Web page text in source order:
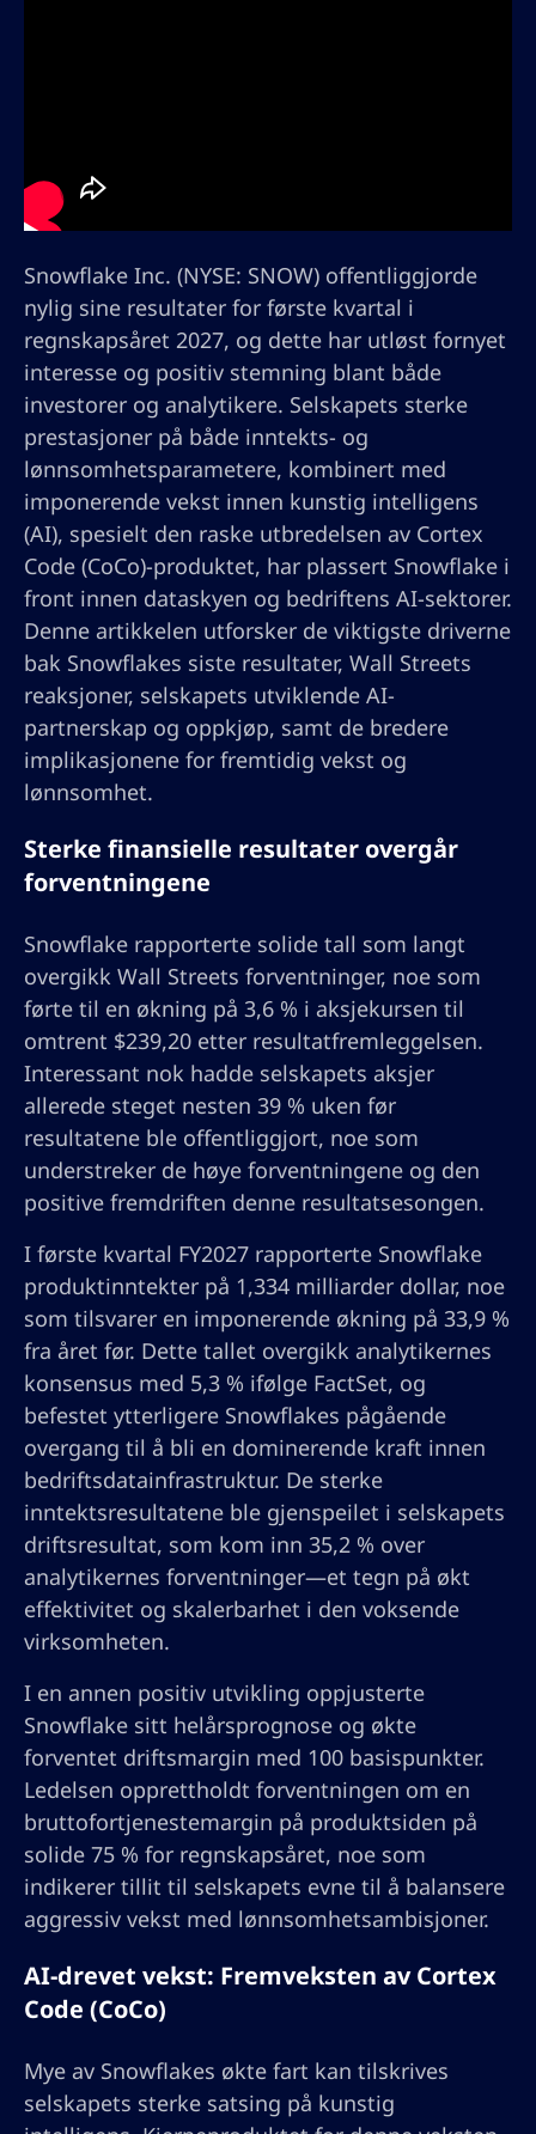
Snowflake Inc. (NYSE: SNOW) offentliggjorde
nylig sine resultater for første kvartal i
regnskapsåret 2027, og dette har utløst fornyet
interesse og positiv stemning blant både
investorer og analytikere. Selskapets sterke
prestasjoner på både inntekts- og
lønnsomhetsparametere, kombinert med
imponerende vekst innen kunstig intelligens
(AI), spesielt den raske utbredelsen av Cortex
Code (CoCo)-produktet, har plassert Snowflake i
front innen dataskyen og bedriftens AI-sektorer.
Denne artikkelen utforsker de viktigste driverne
bak Snowflakes siste resultater, Wall Streets
reaksjoner, selskapets utviklende AI-
partnerskap og oppkjøp, samt de bredere
implikasjonene for fremtidig vekst og
lønnsomhet.
Sterke finansielle resultater overgår
forventningene
Snowflake rapporterte solide tall som langt
overgikk Wall Streets forventninger, noe som
førte til en økning på 3,6 % i aksjekursen til
omtrent $239,20 etter resultatfremleggelsen.
Interessant nok hadde selskapets aksjer
allerede steget nesten 39 % uken før
resultatene ble offentliggjort, noe som
understreker de høye forventningene og den
positive fremdriften denne resultatsesongen.
I første kvartal FY2027 rapporterte Snowflake
produktinntekter på 1,334 milliarder dollar, noe
som tilsvarer en imponerende økning på 33,9 %
fra året før. Dette tallet overgikk analytikernes
konsensus med 5,3 % ifølge FactSet, og
befestet ytterligere Snowflakes pågående
overgang til å bli en dominerende kraft innen
bedriftsdatainfrastruktur. De sterke
inntektsresultatene ble gjenspeilet i selskapets
driftsresultat, som kom inn 35,2 % over
analytikernes forventninger—et tegn på økt
effektivitet og skalerbarhet i den voksende
virksomheten.
I en annen positiv utvikling oppjusterte
Snowflake sitt helårsprognose og økte
forventet driftsmargin med 100 basispunkter.
Ledelsen opprettholdt forventningen om en
bruttofortjenestemargin på produktsiden på
solide 75 % for regnskapsåret, noe som
indikerer tillit til selskapets evne til å balansere
aggressiv vekst med lønnsomhetsambisjoner.
AI-drevet vekst: Fremveksten av Cortex
Code (CoCo)
Mye av Snowflakes økte fart kan tilskrives
selskapets sterke satsing på kunstig